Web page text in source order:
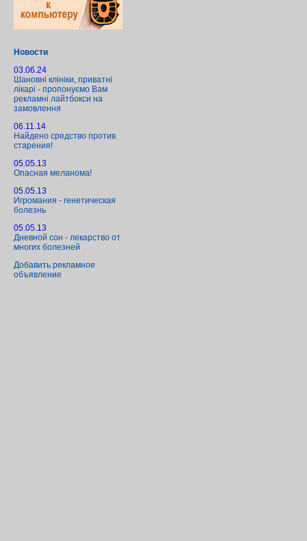
Новости
03.06.24
Шановні клініки, приватні
лікарі - пропонуємо Вам
рекламні лайтбокси на
замовлення
06.11.14
Найдено средство против
старения!
05.05.13
Опасная меланома!
05.05.13
Игромания - генетическая
болезнь
05.05.13
Дневной сон - лекарство от
многих болезней
Добавить рекламное
объявление